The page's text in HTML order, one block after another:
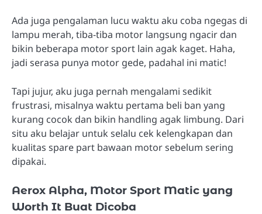
Ada juga pengalaman lucu waktu aku coba ngegas di
lampu merah, tiba-tiba motor langsung ngacir dan
bikin beberapa motor sport lain agak kaget. Haha,
jadi serasa punya motor gede, padahal ini matic!
Tapi jujur, aku juga pernah mengalami sedikit
frustrasi, misalnya waktu pertama beli ban yang
kurang cocok dan bikin handling agak limbung. Dari
situ aku belajar untuk selalu cek kelengkapan dan
kualitas spare part bawaan motor sebelum sering
dipakai.
Aerox Alpha, Motor Sport Matic yang
Worth It Buat Dicoba